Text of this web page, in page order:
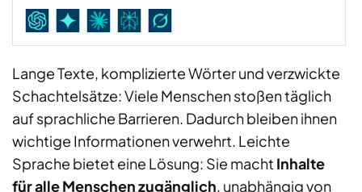
Lange Texte, komplizierte Wörter und verzwickte
Schachtelsätze: Viele Menschen stoßen täglich
auf sprachliche Barrieren. Dadurch bleiben ihnen
wichtige Informationen verwehrt. Leichte
Sprache bietet eine Lösung: Sie macht Inhalte
für alle Menschen zugänglich, unabhängig von